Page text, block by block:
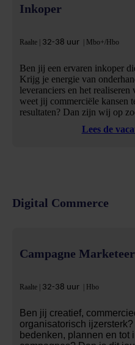
Inkoper
Raalte | 32-38 uur | Mbo+/Hbo
Ben jij een ervaren inkoper
Krijg je energie van
leveranciers en het
weet jij commerciële kansen
resultaten? Dan zijn wij op
Lees de
Digital Commerce
Campagne Marketeer
Raalte | 32-38 uur | Hbo
Ben jij creatief,
organisatorisch
bedenken, plannen en tot